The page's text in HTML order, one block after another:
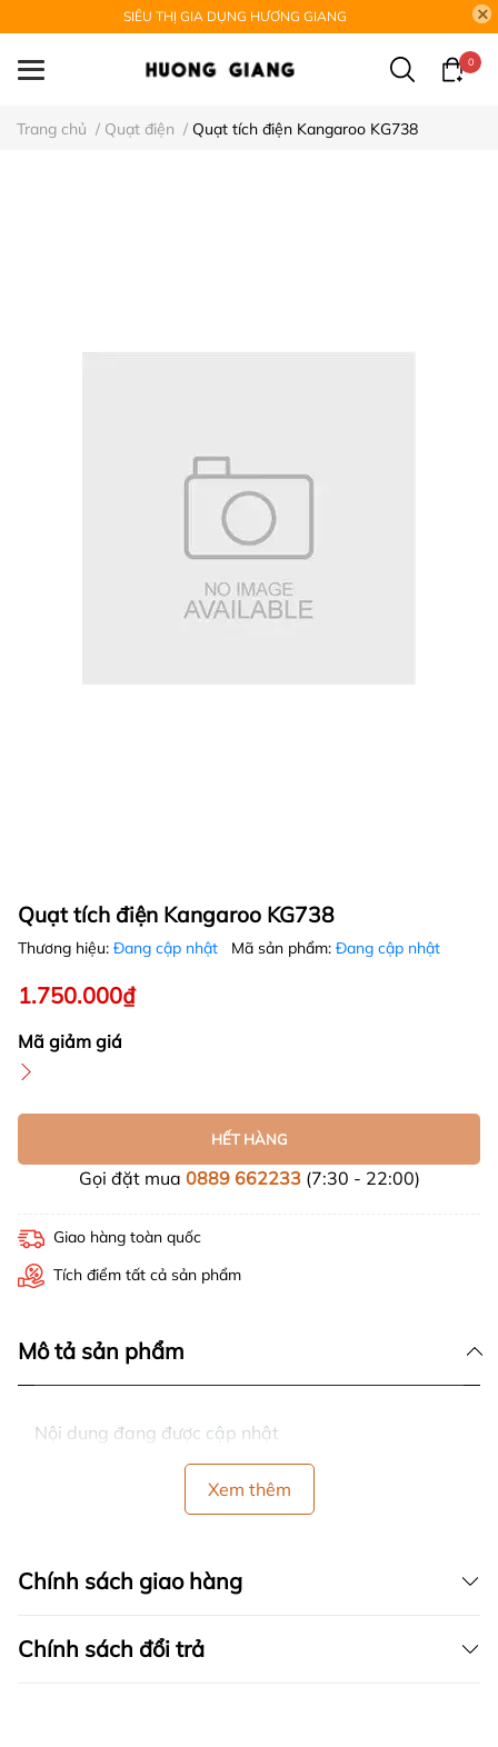
SIÊU THỊ GIA DỤNG HƯƠNG GIANG
0
Trang chủ / Quạt điện / Quạt tích điện Kangaroo KG738
Quạt tích điện Kangaroo KG738
Thương hiệu: Đang cập nhật Mã sản phẩm: Đang cập nhật
1.750.000₫
Mã giảm giá
HẾT HÀNG
Gọi đặt mua 0889 662233(7:30 - 22:00)
Giao hàng toàn quốc
Tích điểm tất cả sản phẩm
Mô tả sản phẩm
Nội dung đang được cập nhật
Xem thêm
Chính sách giao hàng
Chính sách đổi trả